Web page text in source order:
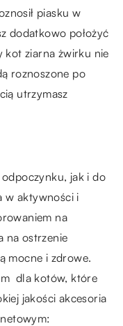
piasku w
dodatkowo położyć
kot ziarna żwirku nie
roznoszone po
utrzymasz
jak i do
w aktywności i
na
na ostrzenie
mocne i zdrowe.
dla kotów, które
jakości akcesoria